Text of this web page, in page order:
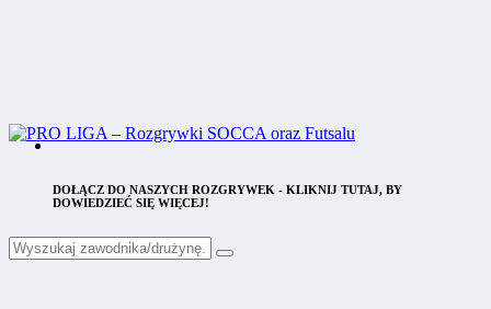
DOŁĄCZ DO NASZYCH ROZGRYWEK - KLIKNIJ TUTAJ, BY
DOWIEDZIEĆ SIĘ WIĘCEJ!